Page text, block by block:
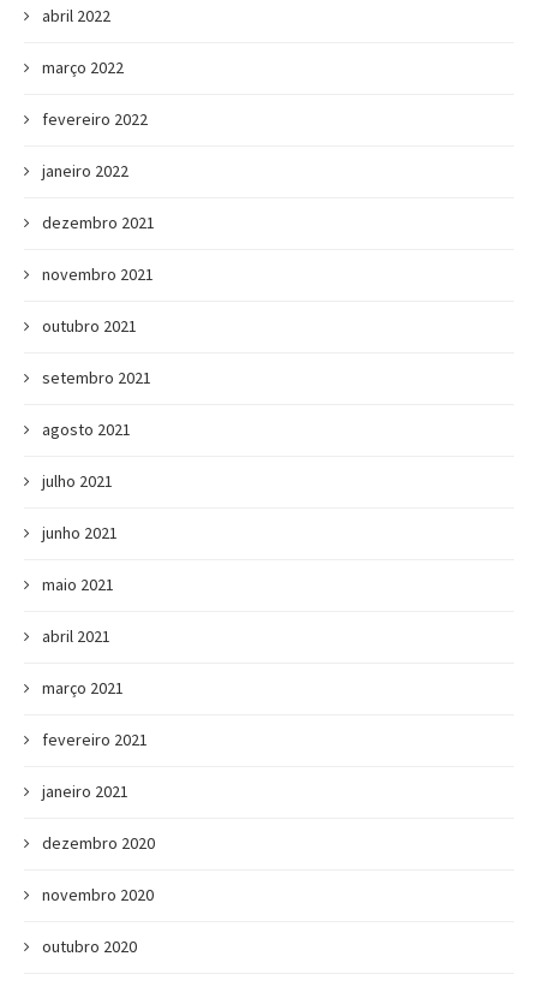
abril 2022
março 2022
fevereiro 2022
janeiro 2022
dezembro 2021
novembro 2021
outubro 2021
setembro 2021
agosto 2021
julho 2021
junho 2021
maio 2021
abril 2021
março 2021
fevereiro 2021
janeiro 2021
dezembro 2020
novembro 2020
outubro 2020